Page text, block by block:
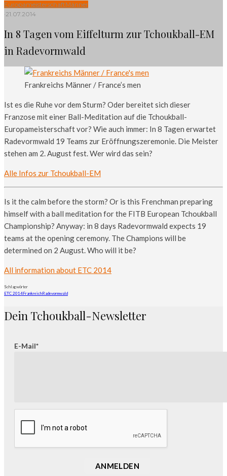
EuropameisterschaftMänner
·21.07.2014
In 8 Tagen vom Eiffelturm zur Tchoukball-EM
in Radevormwald
Frankreichs Männer / France’s men
Ist es die Ruhe vor dem Sturm? Oder bereitet sich dieser
Franzose mit einer Ball-Meditation auf die Tchoukball-
Europameisterschaft vor? Wie auch immer: In 8 Tagen erwartet
Radevormwald 19 Teams zur Eröffnungszeremonie. Die Meister
stehen am 2. August fest. Wer wird das sein?
Alle Infos zur Tchoukball-EM
Is it the calm before the storm? Or is this Frenchman preparing
himself with a ball meditation for the FITB European Tchoukball
Championship? Anyway: in 8 days Radevormwald expects 19
teams at the opening ceremony. The Champions will be
determined on 2 August. Who will it be?
All information about ETC 2014
Schlagwörter
ETC 2014FrankreichRadevormwald
Dein Tchoukball-Newsletter
E-Mail*
ANMELDEN